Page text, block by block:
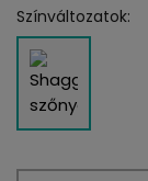
Színváltozatok: